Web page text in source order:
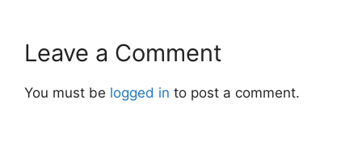
Leave a Comment
You must be logged in to post a comment.